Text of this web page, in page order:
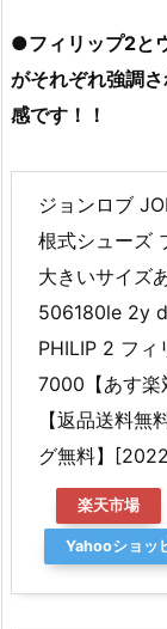
●フィリップ2と
がそれぞれ強調
感です！！
ジョンロブ
根式シューズ
大きいサイズ
506180le 2y
PHILIP 2 フィ
7000【あす楽
【返品送料無
グ無料】
楽天市場
Yahooショッ